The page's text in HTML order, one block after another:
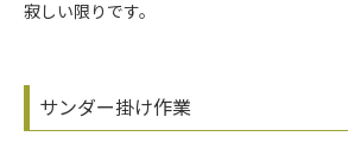
寂しい限りです。
サンダー掛け作業